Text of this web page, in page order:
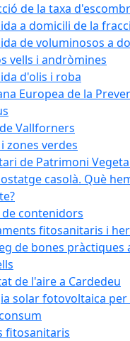
de la taxa
a domicili de la
de voluminosos a
vells i andròmines
d'olis i roba
Europea de la
Vallforners
zones verdes
de Patrimoni
casolà. Què
de contenidors
fitosanitaris i
de bones pràctiques
de l'aire a Cardedeu
solar fotovoltaica per
fitosanitaris